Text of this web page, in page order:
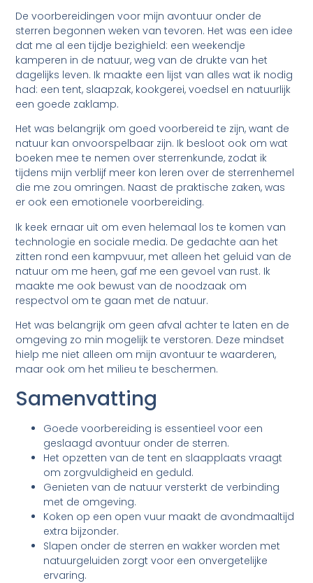
De voorbereidingen voor mijn avontuur onder de
sterren begonnen weken van tevoren. Het was een idee
dat me al een tijdje bezighield: een weekendje
kamperen in de natuur, weg van de drukte van het
dagelijks leven. Ik maakte een lijst van alles wat ik nodig
had: een tent, slaapzak, kookgerei, voedsel en natuurlijk
een goede zaklamp.
Het was belangrijk om goed voorbereid te zijn, want de
natuur kan onvoorspelbaar zijn. Ik besloot ook om wat
boeken mee te nemen over sterrenkunde, zodat ik
tijdens mijn verblijf meer kon leren over de sterrenhemel
die me zou omringen. Naast de praktische zaken, was
er ook een emotionele voorbereiding.
Ik keek ernaar uit om even helemaal los te komen van
technologie en sociale media. De gedachte aan het
zitten rond een kampvuur, met alleen het geluid van de
natuur om me heen, gaf me een gevoel van rust. Ik
maakte me ook bewust van de noodzaak om
respectvol om te gaan met de natuur.
Het was belangrijk om geen afval achter te laten en de
omgeving zo min mogelijk te verstoren. Deze mindset
hielp me niet alleen om mijn avontuur te waarderen,
maar ook om het milieu te beschermen.
Samenvatting
Goede voorbereiding is essentieel voor een
geslaagd avontuur onder de sterren.
Het opzetten van de tent en slaapplaats vraagt
om zorgvuldigheid en geduld.
Genieten van de natuur versterkt de verbinding
met de omgeving.
Koken op een open vuur maakt de avondmaaltijd
extra bijzonder.
Slapen onder de sterren en wakker worden met
natuurgeluiden zorgt voor een onvergetelijke
ervaring.